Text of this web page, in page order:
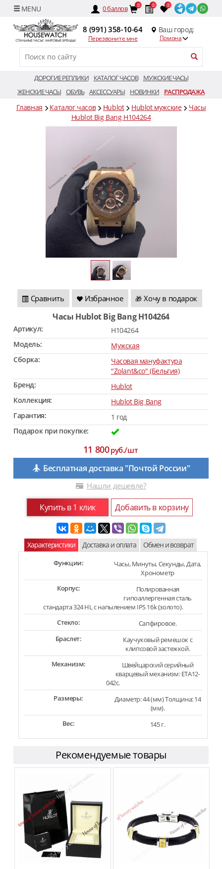
0баллов 0 0 0
8 (991) 358-10-64
Перезвоните мне
Ваш город:
Помона
ДОРОГИЕ РЕПЛИКИ КАТАЛОГ ЧАСОВ
МУЖСКИЕ ЧАСЫ
ЖЕНСКИЕ ЧАСЫ ОБУВЬ АКСЕССУАРЫ НОВИНКИ РАСПРОДАЖА
Главная Каталог часов Hublot Hublot мужские
Часы
Hublot Big Bang H104264
Сравнить Избранное 🎁 Хочу в подарок
Часы Hublot Big Bang H104264
Артикул:
H104264
Модель:
Мужская
Сборка:
Часовая мануфактура
"Zolant&co" (Бельгия)
Бренд:
Hublot
Коллекция:
Hublot Big Bang
Гарантия:
1 год
Подарок при покупке:
11 800руб./шт
Бесплатная доставка "Почтой России"
Нашли дешевле?
Купить в 1 клик Добавить в корзину
Характеристики Доставка и оплата Обмен и возврат
Функции:
Часы, Минуты, Секунды, Дата,
Хронометр
Корпус:
Полированная
гипоаллергенная сталь
стандарта 324 HL с напылением IPS 16k (золото).
Стекло:
Сапфировое.
Браслет:
Каучуковый ремешок с
клипсовой застежкой.
Механизм:
Швейцарский серийный
кварцевый механизм: ETA12-
042c.
Размеры:
Диаметр: 44 (мм) Толщина: 14
(мм).
Вес:
145 г.
Рекомендуемые товары